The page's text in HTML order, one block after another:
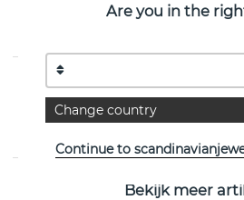
Balls Chain is een sterling
EIGENSCHAPPEN
Collectie:
Bekijk meer
Are you in the
Change country
Continue to